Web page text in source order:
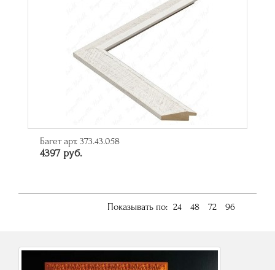
Багет арт. 373.43.058
4397 руб.
Показывать по: 24 48 72 96